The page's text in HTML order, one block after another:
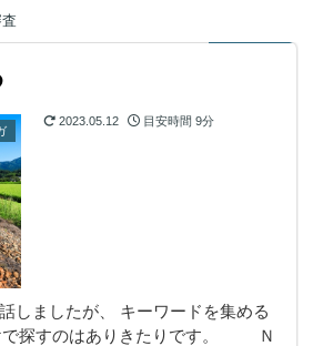
2023.05.12 目安時間 9分
しましたが、 キーワードを集める
で探すのはありきたりです。 Ｎ